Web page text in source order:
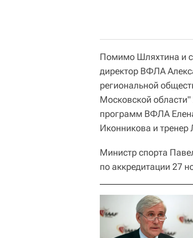
Помимо Шляхтина и
директор ВФЛА
региональной
Московской
программ ВФЛА
Иконникова и тренер
Министр спорта
по аккредитации 27